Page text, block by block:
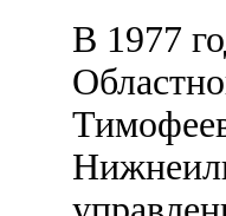
В 1977